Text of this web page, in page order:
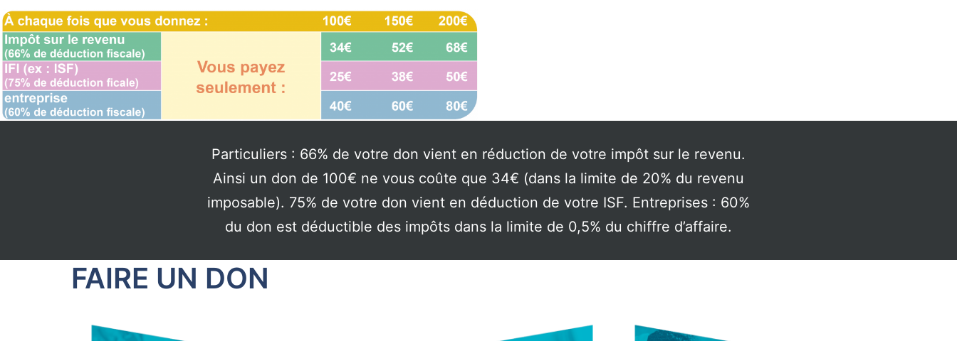
Particuliers : 66% de votre don vient en réduction de votre impôt sur le revenu.
Ainsi un don de 100€ ne vous coûte que 34€ (dans la limite de 20% du revenu
imposable). 75% de votre don vient en déduction de votre ISF. Entreprises : 60%
du don est déductible des impôts dans la limite de 0,5% du chiffre d’affaire.
FAIRE UN DON